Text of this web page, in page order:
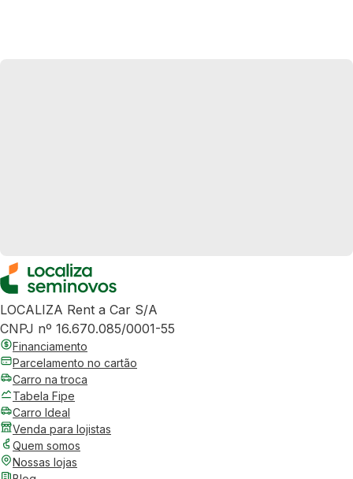
LOCALIZA Rent a Car S/A
CNPJ nº 16.670.085/0001-55
Financiamento
Parcelamento no cartão
Carro na troca
Tabela Fipe
Carro Ideal
Venda para lojistas
Quem somos
Nossas lojas